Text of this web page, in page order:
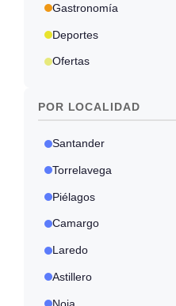
Gastronomía
Deportes
Ofertas
POR LOCALIDAD
Santander
Torrelavega
Piélagos
Camargo
Laredo
Astillero
Noja